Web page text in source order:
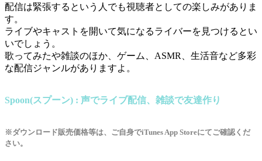
配信は緊張するという人でも視聴者としての楽しみがありま
す。
ライブやキャストを開いて気になるライバーを見つけるとい
いでしょう。
歌ってみたや雑談のほか、ゲーム、ASMR、生活音など多彩
な配信ジャンルがありますよ。
Spoon(スプーン) : 声でライブ配信、雑談で友達作り
※ダウンロード販売価格等は、ご自身でiTunes App Storeにてご確認くだ
さい。